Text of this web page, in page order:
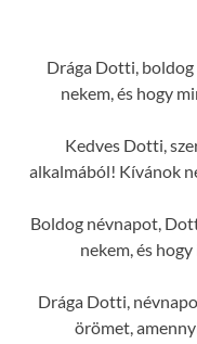
Drága Dotti,
nekem, és hogy
Kedves Dotti,
alkalmából! Kívánok
Boldog névnapot,
nekem, és
Drága Dotti,
örömet,